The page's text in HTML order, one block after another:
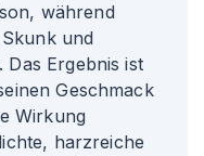
während
und
Das Ergebnis ist
Geschmack
Wirkung
harzreiche